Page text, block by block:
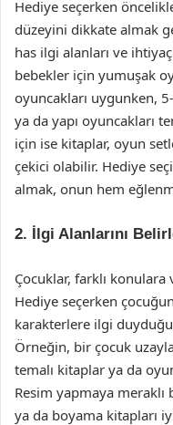
Hediye seçerken
düzeyini dikkate almak
has ilgi alanları ve
bebekler için yumuşak
oyuncakları uygunken,
ya da yapı oyuncakları
için ise kitaplar, oyun
çekici olabilir. Hediye
almak, onun hem
2. İlgi Alanlarını
Çocuklar, farklı
Hediye seçerken
karakterlere ilgi
Örneğin, bir çocuk
temalı kitaplar ya da
Resim yapmaya
ya da boyama kitapları